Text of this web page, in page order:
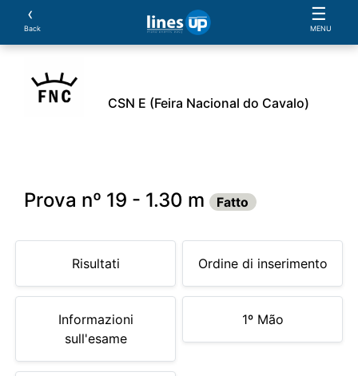
‹
Back
☰
MENU
CSN E (Feira Nacional do Cavalo)
Prova nº 19 - 1.30 m Fatto
Risultati Ordine di inserimento
Informazioni
sull'esame
1º Mão